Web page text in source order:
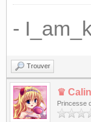
-
Trouver
♛
Princesse